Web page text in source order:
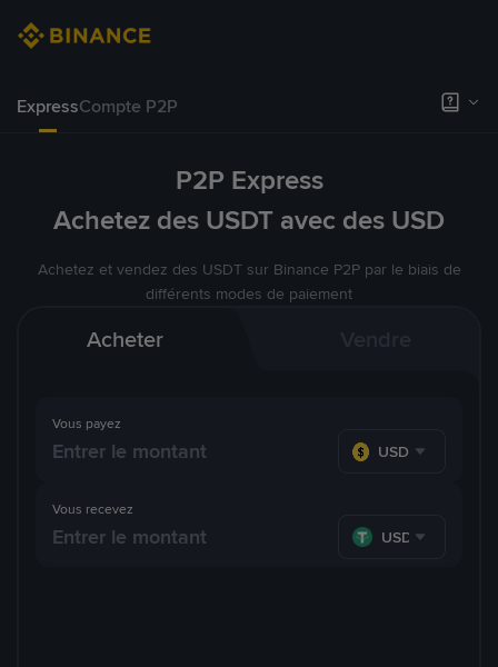
ExpressCompte P2P
P2P Express
Achetez des USDT avec des USD
Achetez et vendez des USDT sur Binance P2P par le biais de
différents modes de paiement
Acheter
Vous payez
USD
Vous recevez
USDT